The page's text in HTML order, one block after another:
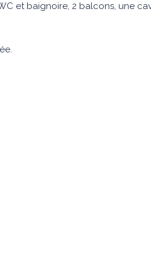
et baignoire, 2 balcons, une